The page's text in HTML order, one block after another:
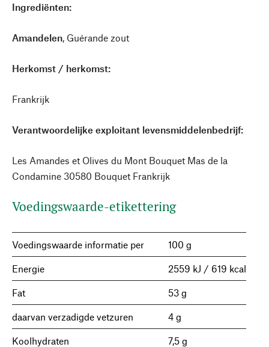
Ingrediënten:
Amandelen, Guérande zout
Herkomst / herkomst:
Frankrijk
Verantwoordelijke exploitant levensmiddelenbedrijf:
Les Amandes et Olives du Mont Bouquet Mas de la
Condamine 30580 Bouquet Frankrijk
Voedingswaarde-etikettering
Voedingswaarde informatie per 100 g
Energie 2559 kJ / 619 kcal
Fat 53 g
daarvan verzadigde vetzuren 4 g
Koolhydraten 7,5 g